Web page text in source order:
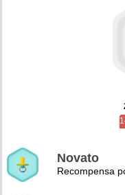
Novato
Recompensa